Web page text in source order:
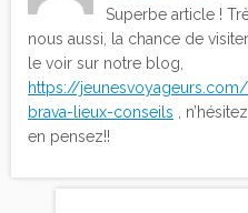
Superbe article !
nous aussi, la chance de
le voir sur notre blog,
https://
brava-lieux-conseils ,
en pensez!!